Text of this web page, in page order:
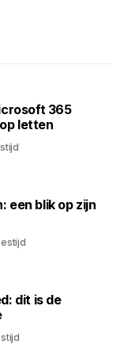
365
letten
een blik op zijn
dit is de